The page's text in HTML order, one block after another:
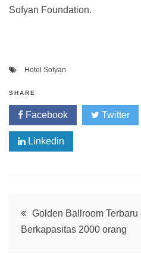
Sofyan Foundation.
Hotel Sofyan
SHARE
Facebook Twitter
Linkedin
Post
navigation
Golden Ballroom Terbaru
Berkapasitas 2000 orang